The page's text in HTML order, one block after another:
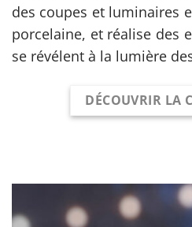
des coupes et luminaires
porcelaine, et réalise des
se révélent à la lumière
DÉCOUVRIR LA